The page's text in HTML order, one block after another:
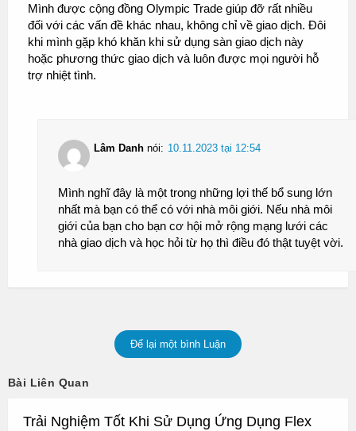
Mình được cộng đồng Olympic Trade giúp đỡ rất nhiều
đối với các vấn đề khác nhau, không chỉ về giao dịch. Đôi
khi mình gặp khó khăn khi sử dụng sàn giao dịch này
hoặc phương thức giao dịch và luôn được mọi người hỗ
trợ nhiệt tình.
Lâm Danh nói: 10.11.2023 tại 12:54
Mình nghĩ đây là một trong những lợi thế bổ sung lớn
nhất mà bạn có thể có với nhà môi giới. Nếu nhà môi
giới của bạn cho bạn cơ hội mở rộng mạng lưới các
nhà giao dịch và học hỏi từ họ thì điều đó thật tuyệt vời.
Để lại một bình Luận
Bài Liên Quan
Trải Nghiệm Tốt Khi Sử Dụng Ứng Dụng Flex